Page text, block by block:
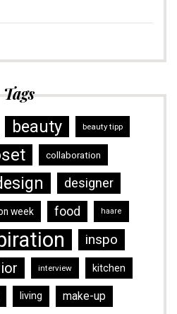
Tags
beauty beauty tipp
collaboration
designer
week food haare
inspo
interview kitchen
living make-up